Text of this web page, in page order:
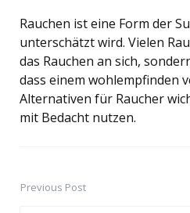
Rauchen ist eine Form der
unterschätzt wird. Vielen
das Rauchen an sich,
dass einem wohlempfinden
Alternativen für Raucher
mit Bedacht nutzen.
PostPrevious Post